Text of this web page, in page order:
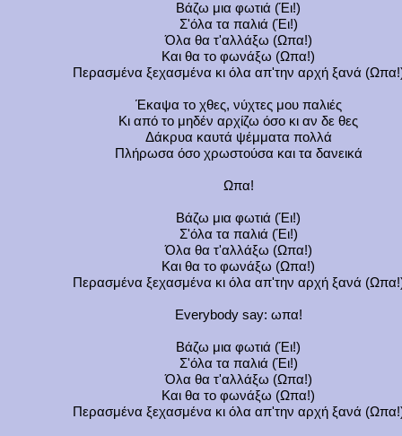
Βάζω μια φωτιά (Έι!)
Σ'όλα τα παλιά (Έι!)
Όλα θα τ'αλλάξω (Ωπα!)
Και θα το φωνάξω (Ωπα!)
Περασμένα ξεχασμένα κι όλα απ'την αρχή ξανά
Έκαψα το χθες, νύχτες μου παλιές
Κι από το μηδέν αρχίζω όσο κι αν δε θες
Δάκρυα καυτά ψέμματα πολλά
Πλήρωσα όσο χρωστούσα και τα δανεικά
Ωπα!
Βάζω μια φωτιά (Έι!)
Σ'όλα τα παλιά (Έι!)
Όλα θα τ'αλλάξω (Ωπα!)
Και θα το φωνάξω (Ωπα!)
Περασμένα ξεχασμένα κι όλα απ'την αρχή ξανά
Everybody say: ωπα!
Βάζω μια φωτιά (Έι!)
Σ'όλα τα παλιά (Έι!)
Όλα θα τ'αλλάξω (Ωπα!)
Και θα το φωνάξω (Ωπα!)
Περασμένα ξεχασμένα κι όλα απ'την αρχή ξανά